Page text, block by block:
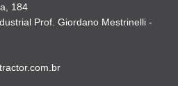
184
Prof. Giordano Mestrinelli -